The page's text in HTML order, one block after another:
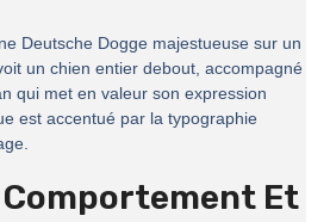
Deutsche Dogge majestueuse sur un
un chien entier debout, accompagné
qui met en valeur son expression
est accentué par la typographie
Et